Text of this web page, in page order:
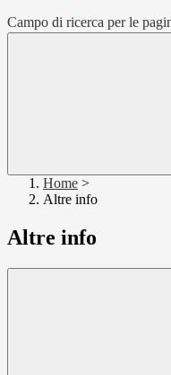
Campo di ricerca per le
Home >
Altre info
Altre info